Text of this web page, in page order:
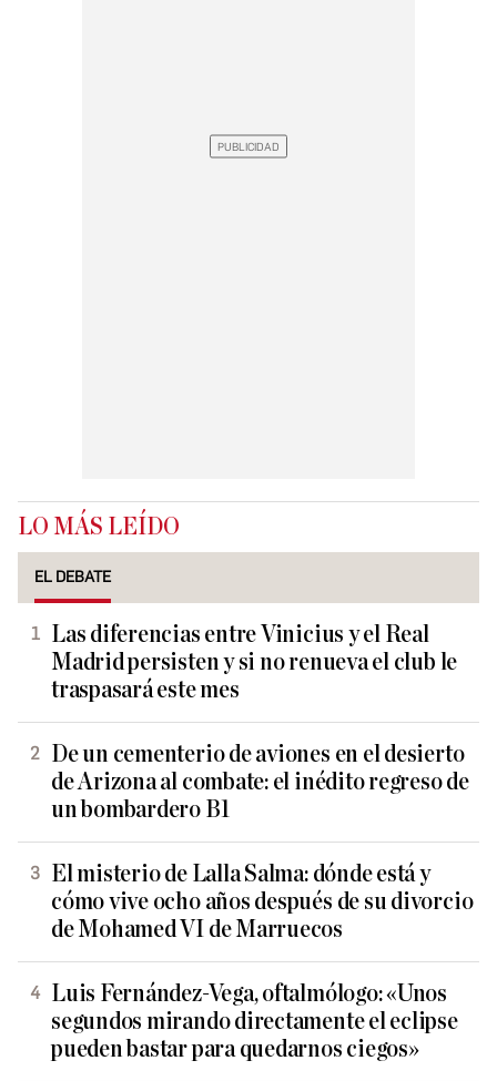
LO MÁS LEÍDO
EL DEBATE
Las diferencias entre Vinicius y el Real
Madrid persisten y si no renueva el club le
traspasará este mes
De un cementerio de aviones en el desierto
de Arizona al combate: el inédito regreso de
un bombardero B1
El misterio de Lalla Salma: dónde está y
cómo vive ocho años después de su divorcio
de Mohamed VI de Marruecos
Luis Fernández-Vega, oftalmólogo: «Unos
segundos mirando directamente el eclipse
pueden bastar para quedarnos ciegos»